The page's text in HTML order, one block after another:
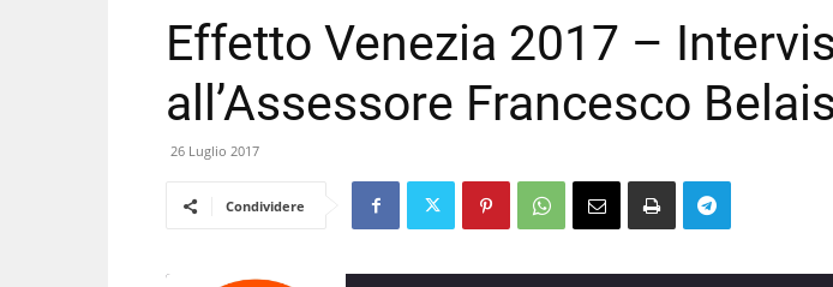
Effetto Venezia 2017 –
all’Assessore Francesco Belais
26 Luglio 2017
Condividere